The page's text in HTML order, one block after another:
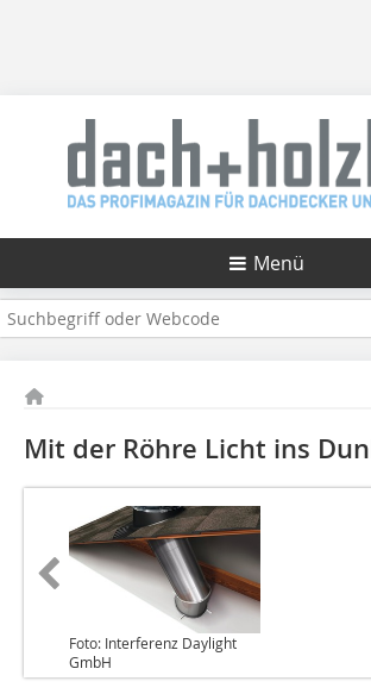
Menü
Mit der Röhre Licht ins
Foto: Interferenz Daylight
GmbH